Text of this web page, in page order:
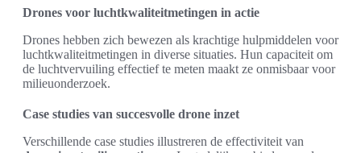
Drones voor luchtkwaliteitmetingen in actie
Drones hebben zich bewezen als krachtige hulpmiddelen voor
luchtkwaliteitmetingen in diverse situaties. Hun capaciteit om
de luchtvervuiling effectief te meten maakt ze onmisbaar voor
milieuonderzoek.
Case studies van succesvolle drone inzet
Verschillende case studies illustreren de effectiviteit van